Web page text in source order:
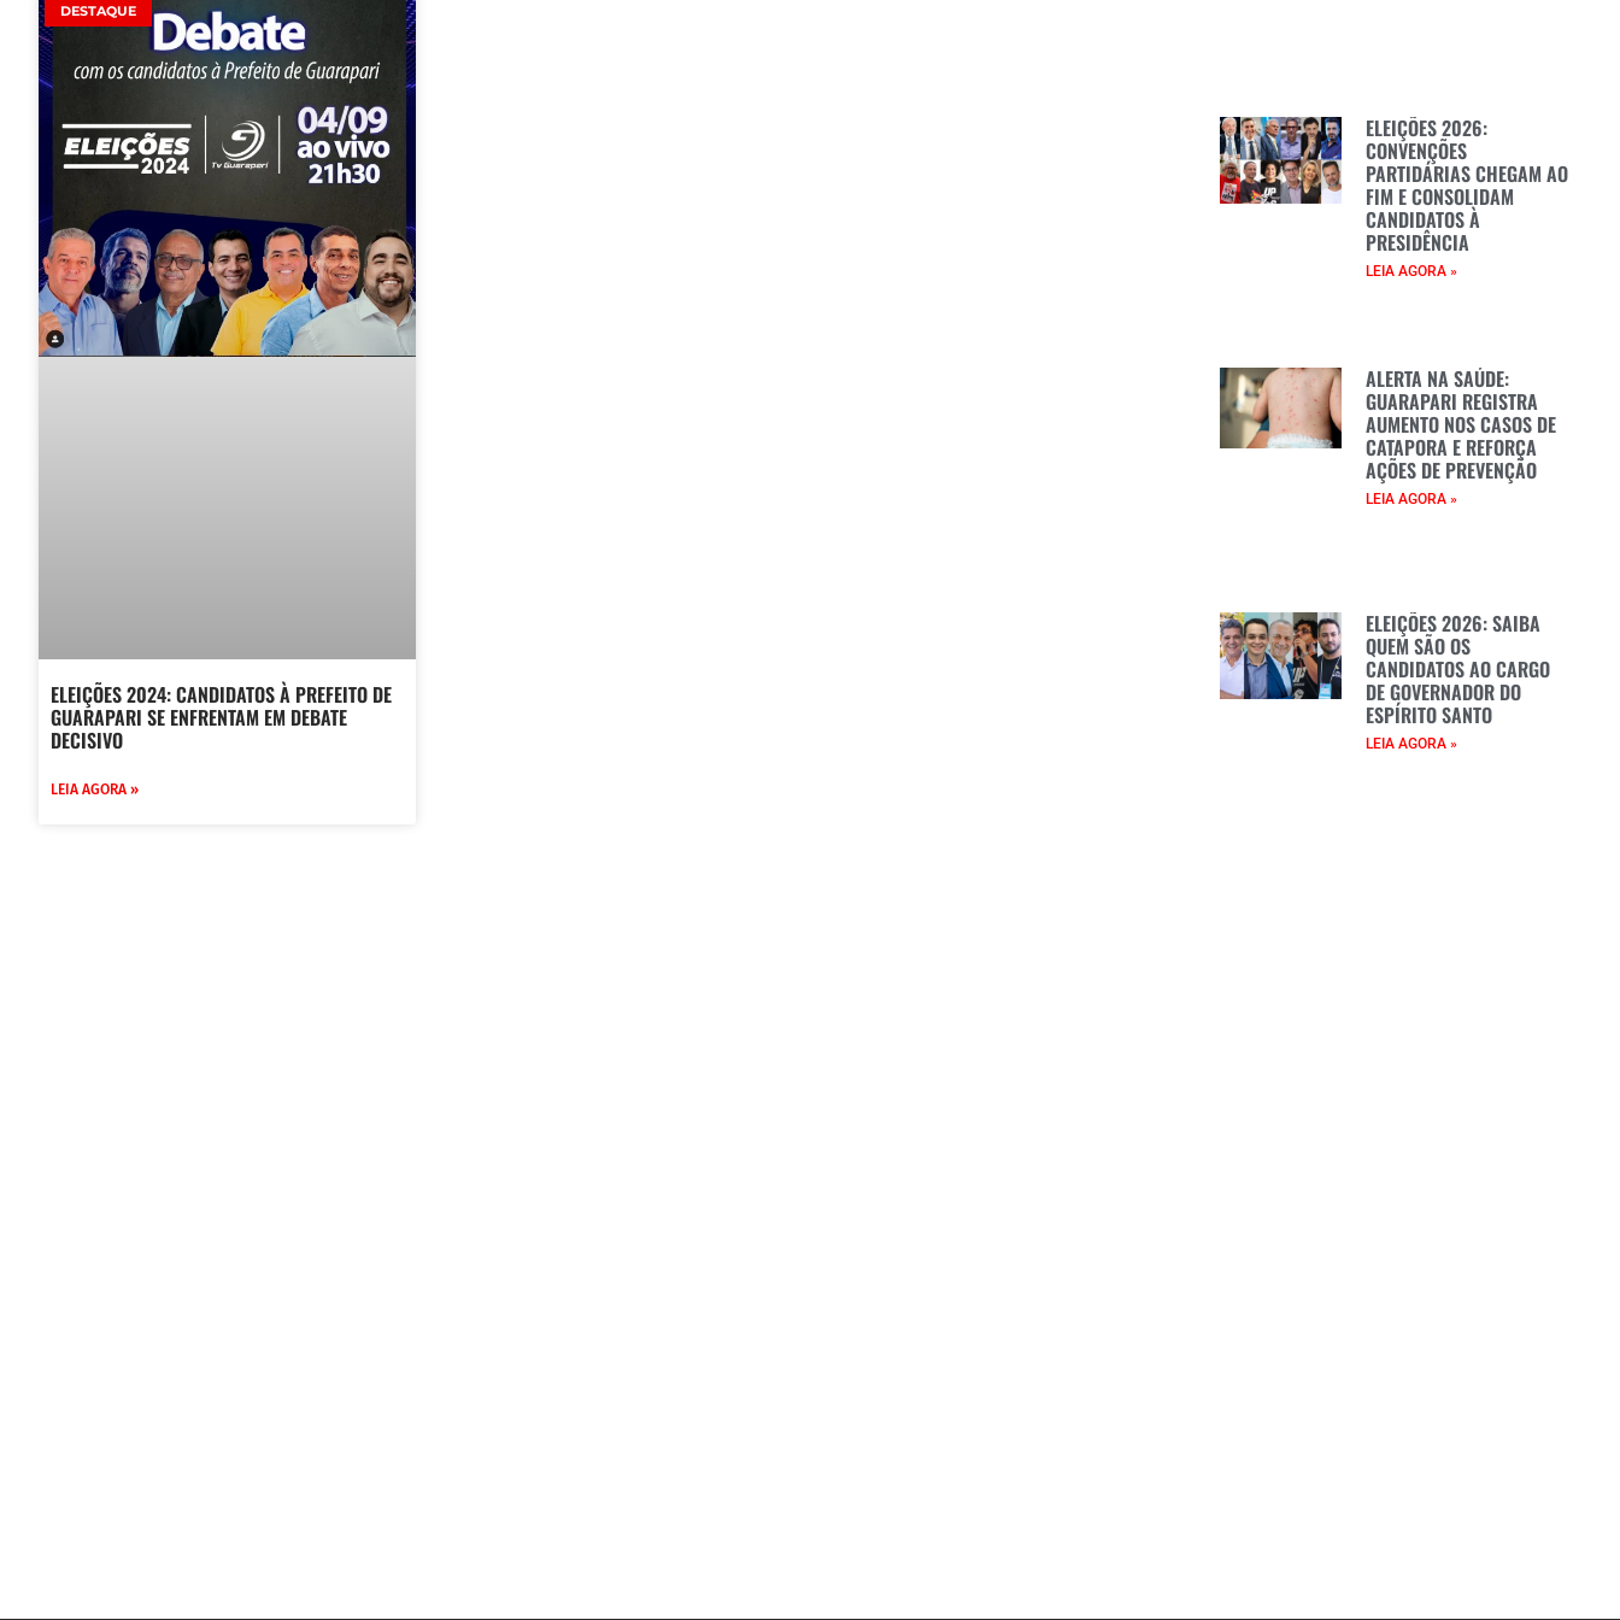
DESTAQUE
ELEIÇÕES 2024: CANDIDATOS À PREFEITO DE
GUARAPARI SE ENFRENTAM EM DEBATE
DECISIVO
LEIA AGORA »
ELEIÇÕES 2026:
CONVENÇÕES
PARTIDÁRIAS CHEGAM AO
FIM E CONSOLIDAM
CANDIDATOS À
PRESIDÊNCIA
LEIA AGORA »
ALERTA NA SAÚDE:
GUARAPARI REGISTRA
AUMENTO NOS CASOS DE
CATAPORA E REFORÇA
AÇÕES DE PREVENÇÃO
LEIA AGORA »
ELEIÇÕES 2026: SAIBA
QUEM SÃO OS
CANDIDATOS AO CARGO
DE GOVERNADOR DO
ESPÍRITO SANTO
LEIA AGORA »